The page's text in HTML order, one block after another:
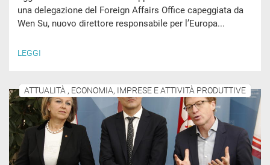
una delegazione del Foreign Affairs Office capeggiata da
Wen Su, nuovo direttore responsabile per l’Europa...
LEGGI
ATTUALITÀ , ECONOMIA, IMPRESE E ATTIVITÀ PRODUTTIVE